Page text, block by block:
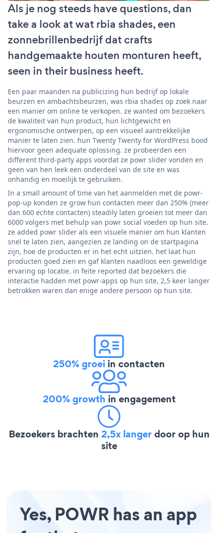
Als je nog steeds have questions, dan
take a look at wat rbia shades, een
zonnebrillenbedrijf dat crafts
handgemaakte houten monturen heeft,
seen in their business heeft.
Een paar maanden na publicizing hun bedrijf op lokale
beurzen en ambachtsbeurzen, was rbia shades op zoek naar
een manier om online te verkopen. ze wanted om bezoekers
de kwaliteit van hun product, hun lichtgewicht en
ergonomische ontwerpen, op een visueel aantrekkelijke
manier te laten zien. hun Twenty Twenty for WordPress bood
hiervoor geen adequate oplossing. ze probeerden een
different third-party apps voordat ze powr slider vonden en
geen van hen leek een onderdeel van de site en was
onhandig en moeilijk te gebruiken.
In a small amount of time van het aanmelden met de powr-
pop-up konden ze grow hun contacten meer dan 250% (meer
dan 600 echte contacten) steadily laten groeien tot meer dan
6000 volgers met behulp van powr social voeden op hun site.
ze added powr slider als een visuele manier om hun klanten
snel te laten zien, aangezien ze landing on de startpagina
zijn, hoe de producten er in het echt uitzien. het laat hun
producten goed zien en gaf klanten naadloos een geweldige
ervaring op locatie. in feite reported dat bezoekers die
interactie hadden met powr-apps op hun site, 2,5 keer langer
betrokken waren dan enige andere persoon op hun site.
250% groei in contacten
200% growth in engagement
Bezoekers brachten 2,5x langerdoor op hun
site
Yes, POWR has an app